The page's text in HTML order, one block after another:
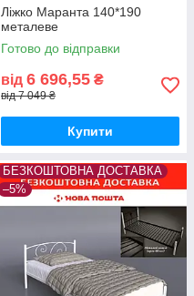
Ліжко Маранта 140*190
металеве
Готово до відправки
від 6 696,55 ₴
від 7 049 ₴
Купити
БЕЗКОШТОВНА ДОСТАВКА
–5%